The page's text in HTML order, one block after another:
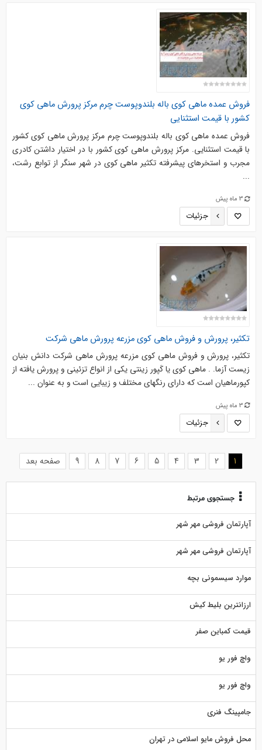
فروش عمده ماهی کوی باله بلندوپوست چرم مرکز پرورش ماهی کوی
کشور با قیمت استثنایی
فروش عمده ماهی کوی باله بلندوپوست چرم مرکز پرورش ماهی کوی کشور
با قیمت استثنایی. مرکز پرورش ماهی کوی کشور با در اختیار داشتن کادری
مجرب و استخرهای پیشرفته تکثیر ماهی کوی در شهر سنگر از توابع رشت،
...
3 ماه پیش
جزئیات
تکثیر، پرورش و فروش ماهی کوی مزرعه پرورش ماهی شرکت
تکثیر، پرورش و فروش ماهی کوی مزرعه پرورش ماهی شرکت دانش بنیان
زیست آزما. . ماهی کوی یا کَپور زینتی یکی از انواع تزئینی و پرورش یافته از
کپورماهیان است که دارای رنگهای مختلف و زیبایی است و به عنوان ...
3 ماه پیش
جزئیات
1
(current)
2
3
4
5
6
7
8
9 صفحه بعد
جستجوی مرتبط
آپارتمان فروشی مهر شهر
آپارتمان فروشی مهر شهر
موارد سیسمونی بچه
ارزانترین بلیط کیش
قیمت کمباین صفر
واچ فور یو
واچ فور یو
جامپینگ فنری
محل فروش مایو اسلامی در تهران